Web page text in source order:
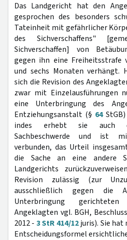
Das Landgericht hat den
gesprochen des besonders
Tateinheit mit gefährlicher
des Sichverschaffens"
Sichverschaffen] von
gegen ihn eine Freiheitsstrafe
und sechs Monaten verhängt.
sich die Revision des
zwar mit Einzelausführungen
eine Unterbringung des
Entziehungsanstalt (§ 64
indes erhebt sie auch
Sachbeschwerde und ist
verbunden, das Urteil
die Sache an eine andere
Landgerichts
Revision zulässig (zur
ausschließlich gegen die
Unterbringung
Angeklagten vgl. BGH,
2012 - 3 StR 414/12juris). Sie hat
Entscheidungsformel